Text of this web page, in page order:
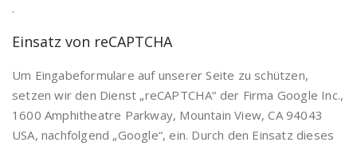
.
Einsatz von reCAPTCHA
Um Eingabeformulare auf unserer Seite zu schützen,
setzen wir den Dienst „reCAPTCHA“ der Firma Google Inc.,
1600 Amphitheatre Parkway, Mountain View, CA 94043
USA, nachfolgend „Google“, ein. Durch den Einsatz dieses